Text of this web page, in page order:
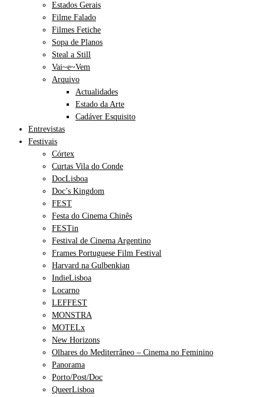
Estados Gerais
Filme Falado
Filmes Fetiche
Sopa de Planos
Steal a Still
Vai~e~Vem
Arquivo
Actualidades
Estado da Arte
Cadáver Esquisito
Entrevistas
Festivais
Córtex
Curtas Vila do Conde
DocLisboa
Doc’s Kingdom
FEST
Festa do Cinema Chinês
FESTin
Festival de Cinema Argentino
Frames Portuguese Film Festival
Harvard na Gulbenkian
IndieLisboa
Locarno
LEFFEST
MONSTRA
MOTELx
New Horizons
Olhares do Mediterrâneo – Cinema no Feminino
Panorama
Porto/Post/Doc
QueerLisboa